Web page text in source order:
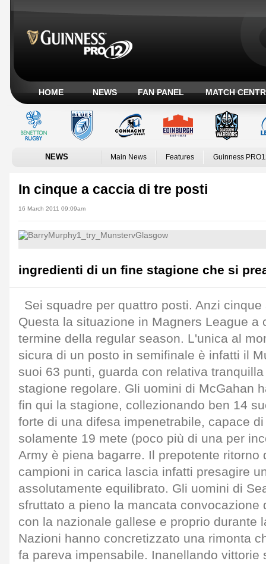
HOME NEWS FAN PANEL MATCH
NEWS Main News Features Guinness
In cinque a caccia di tre posti
16 March 2011 09:09am
ingredienti di un fine stagione che si
Sei squadre per quattro posti. Anzi
Questa la situazione in Magners League a
termine della regular season. L'unica al
sicura di un posto in semifinale è infatti il
suoi 63 punti, guarda con relativa
stagione regolare. Gli uomini di McGahan
fin qui la stagione, collezionando ben 14
forte di una difesa impenetrabile, capace
solamente 19 mete (poco più di una per
Army è piena bagarre. Il prepotente ritorno
campioni in carica lascia infatti presagire
assolutamente equilibrato. Gli uomini di
sfruttato a pieno la mancata convocazione
con la nazionale gallese e proprio durante
Nazioni hanno concretizzato una rimonta
fa pareva impensabile. Inanellando vittorie